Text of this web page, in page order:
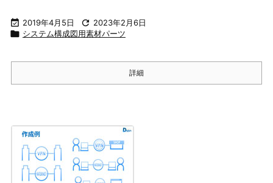
 2019年4月5日  2023年2月6日
 システム構成図用素材パーツ
詳細